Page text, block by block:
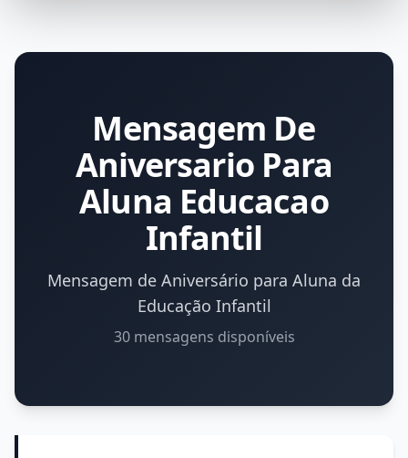
Mensagem De
Aniversario Para
Aluna Educacao
Infantil
Mensagem de Aniversário para Aluna da
Educação Infantil
30 mensagens disponíveis